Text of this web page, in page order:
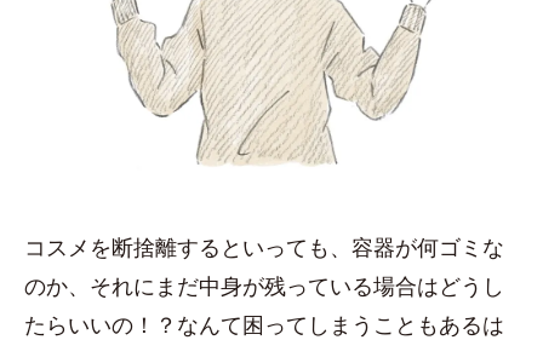
コスメを断捨離するといっても、容器が何ゴミな
のか、それにまだ中身が残っている場合はどうし
たらいいの！？なんて困ってしまうこともあるは